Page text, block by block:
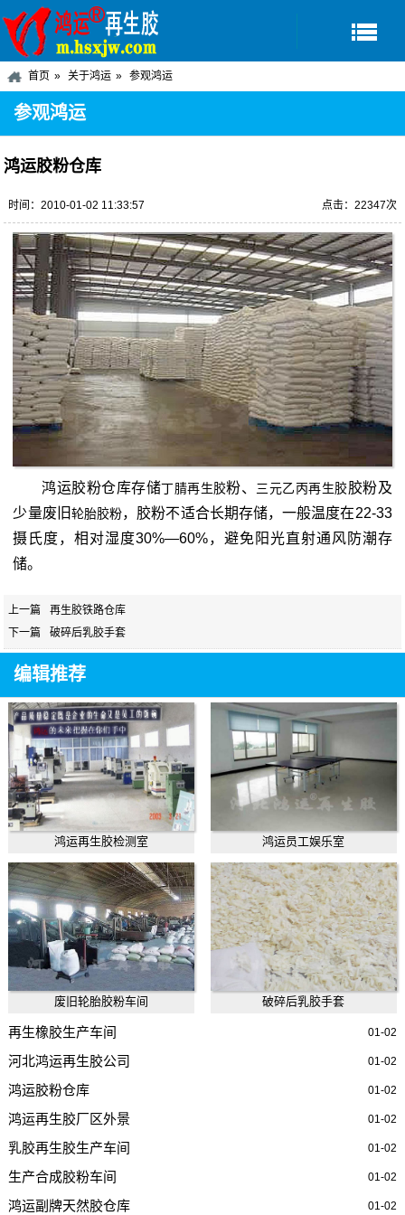
首页 关于鸿运 参观鸿运
参观鸿运
鸿运胶粉仓库
时间：2010-01-02 11:33:57 点击：22347次
鸿运胶粉仓库存储丁腈再生胶粉、 三元乙丙再生胶胶粉及
少量废旧轮胎胶粉，胶粉不适合长期存储，一般温度在22-33
摄氏度，相对湿度30%—60%，避免阳光直射通风防潮存
储。
上一篇
再生胶铁路仓库
下一篇
破碎后乳胶手套
编辑推荐
鸿运再生胶检测室 鸿运员工娱乐室
废旧轮胎胶粉车间 破碎后乳胶手套
01-02
再生橡胶生产车间
01-02
河北鸿运再生胶公司
01-02
鸿运胶粉仓库
01-02
鸿运再生胶厂区外景
01-02
乳胶再生胶生产车间
01-02
生产合成胶粉车间
01-02
鸿运副牌天然胶仓库